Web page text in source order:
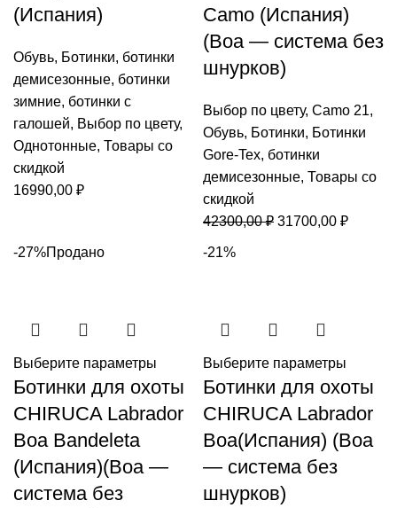
(Испания)
Обувь, Ботинки, ботинки
демисезонные, ботинки
зимние, ботинки с
галошей, Выбор по цвету,
Однотонные, Товары со
скидкой
16990,00 ₽
Camo (Испания)
(Boa — система без
шнурков)
Выбор по цвету, Camo 21,
Обувь, Ботинки, Ботинки
Gore-Tex, ботинки
демисезонные, Товары со
скидкой
42300,00₽ Первоначальная
31700,00 ₽
-27%Продано
Выберите параметры
Ботинки для охоты
CHIRUCA Labrador
Boa Bandeleta
(Испания)(Boa —
система без
-21%
Выберите параметры
Ботинки для охоты
CHIRUCA Labrador
Boa(Испания) (Boa
— система без
шнурков)